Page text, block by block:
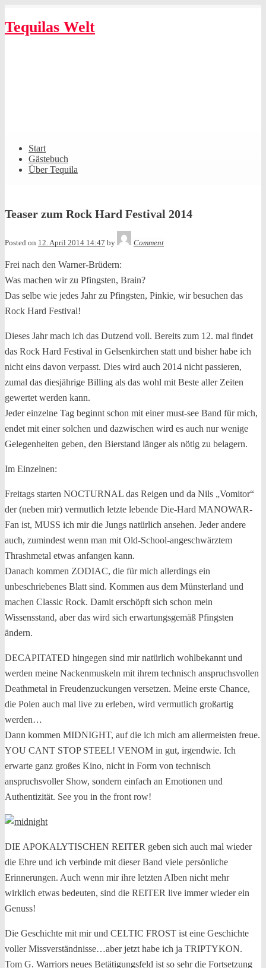
to
content
Tequilas Welt
Primary
Navigation
Start
Gästebuch
Über Tequila
Teaser zum Rock Hard Festival 2014
Posted on 12. April 2014 14:47 by
Comment
Frei nach den Warner-Brüdern:
Was machen wir zu Pfingsten, Brain?
Das selbe wie jedes Jahr zu Pfingsten, Pinkie, wir besuchen das
Rock Hard Festival!
Dieses Jahr mach ich das Dutzend voll. Bereits zum 12. mal findet
das Rock Hard Festival in Gelsenkirchen statt und bisher habe ich
nicht eins davon verpasst. Dies wird auch 2014 nicht passieren,
zumal das diesjährige Billing als das wohl mit Beste aller Zeiten
gewertet werden kann.
Jeder einzelne Tag beginnt schon mit einer must-see Band für mich,
endet mit einer solchen und dazwischen wird es auch nur wenige
Gelegenheiten geben, den Bierstand länger als nötig zu belagern.
Im Einzelnen:
Freitags starten NOCTURNAL das Reigen und da Nils „Vomitor“
der (neben mir) vermutlich letzte lebende Die-Hard MANOWAR-
Fan ist, MUSS ich mir die Jungs natürlich ansehen. Jeder andere
auch, zumindest wenn man mit Old-School-angeschwärztem
Thrashmetal etwas anfangen kann.
Danach kommen ZODIAC, die für mich allerdings ein
unbeschriebenes Blatt sind. Kommen aus dem Münsterland und
machen Classic Rock. Damit erschöpft sich schon mein
Wissensstand, aber das wird sich erwartungsgemäß Pfingsten
ändern.
DECAPITATED hingegen sind mir natürlich wohlbekannt und
werden meine Nackenmuskeln mit ihrem technisch anspruchsvollen
Deathmetal in Freudenzuckungen versetzen. Meine erste Chance,
die Polen auch mal live zu erleben, wird vermutlich großartig
werden…
Dann kommen MIDNIGHT, auf die ich mich am allermeisten freue.
YOU CANT STOP STEEL! VENOM in gut, irgendwie. Ich
erwarte ganz großes Kino, nicht in Form von technisch
anspruchsvoller Show, sondern einfach an Emotionen und
Authentizität. See you in the front row!
DIE APOKALYTISCHEN REITER geben sich auch mal wieder
die Ehre und ich verbinde mit dieser Band viele persönliche
Erinnerungen. Auch wenn mir ihre letzten Alben nicht mehr
wirklich etwas bedeuten, sind die REITER live immer wieder ein
Genuss!
Die Geschichte mit mir und CELTIC FROST ist eine Geschichte
voller Missverständnisse…aber jetzt habe ich ja TRIPTYKON.
Tom G. Warriors neues Betätigungsfeld ist so sehr die Fortsetzung